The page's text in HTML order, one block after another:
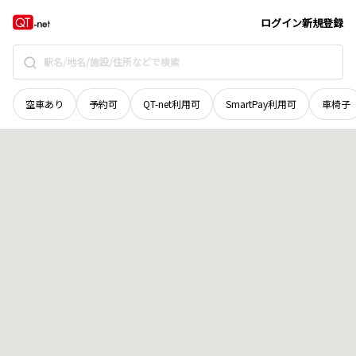
ログイン新規登録
空車あり 予約可 QT-net利用可 SmartPay利用可 車椅子
北海道